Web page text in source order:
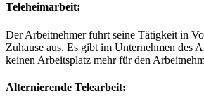
Teleheimarbeit:
Der Arbeitnehmer führt seine Tätigkeit in
Zuhause aus. Es gibt im Unternehmen des
keinen Arbeitsplatz mehr für den
Alternierende Telearbeit: